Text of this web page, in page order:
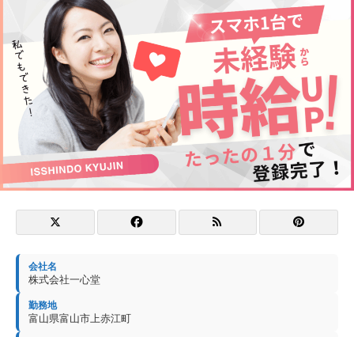
会社名
株式会社一心堂
勤務地
富山県富山市上赤江町